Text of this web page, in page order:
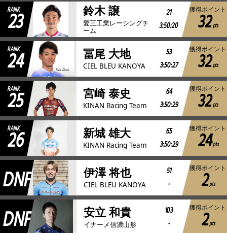
RANK
23 鈴木 譲
愛三工業レーシングチ
ーム
21
3:50:20
獲得ポイント
32 pts
RANK
24 冨尾 大地
CIEL BLEU KANOYA
53
3:50:27
獲得ポイント
32 pts
RANK
25 宮崎 泰史
KINAN Racing Team
64
3:50:29
獲得ポイント
32 pts
RANK
26 新城 雄大
KINAN Racing Team
65
3:50:29
獲得ポイント
24pts
DNF 伊澤 将也
CIEL BLEU KANOYA
51
-
獲得ポイント
2pts
DNF 安立 和貴
イナーメ信濃山形
103
-
獲得ポイント
2pts